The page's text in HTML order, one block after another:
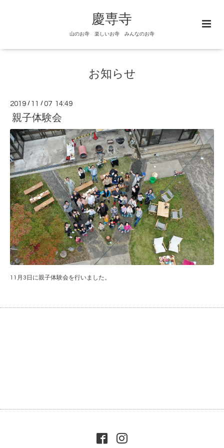
慶専寺
山のお寺 楽しいお寺 みんなのお寺
お知らせ
2019 / 11 /07 14:49
親子体験会
11月3日に親子体験会を行いました。